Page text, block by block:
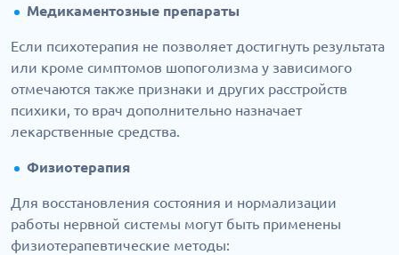
Медикаментозные препараты
Если психотерапия не позволяет достигнуть результата
или кроме симптомов шопоголизма у зависимого
отмечаются также признаки и других расстройств
психики, то врач дополнительно назначает
лекарственные средства.
Физиотерапия
Для восстановления состояния и нормализации
работы нервной системы могут быть применены
физиотерапевтические методы: